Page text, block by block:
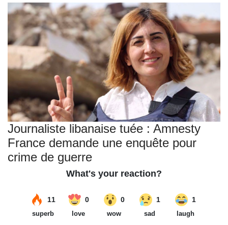
Journaliste libanaise tuée : Amnesty
France demande une enquête pour
crime de guerre